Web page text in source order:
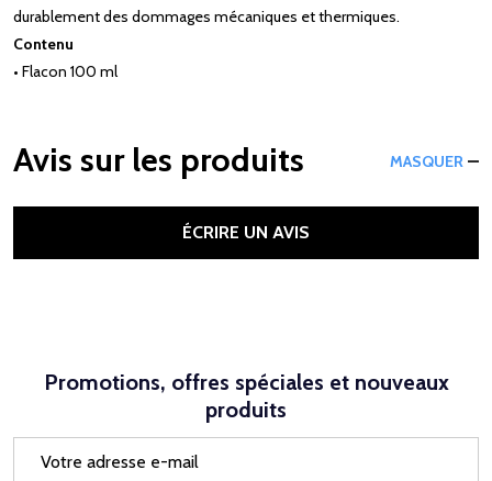
durablement des dommages mécaniques et thermiques.
Contenu
• Flacon 100 ml
Avis sur les produits MASQUER
ÉCRIRE UN AVIS
Promotions, offres spéciales et nouveaux
produits